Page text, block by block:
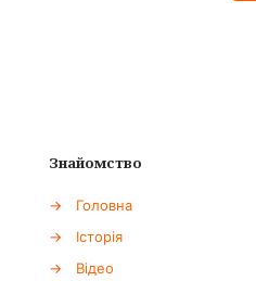
Знайомство
→
Головна
→
Історія
→
Відео